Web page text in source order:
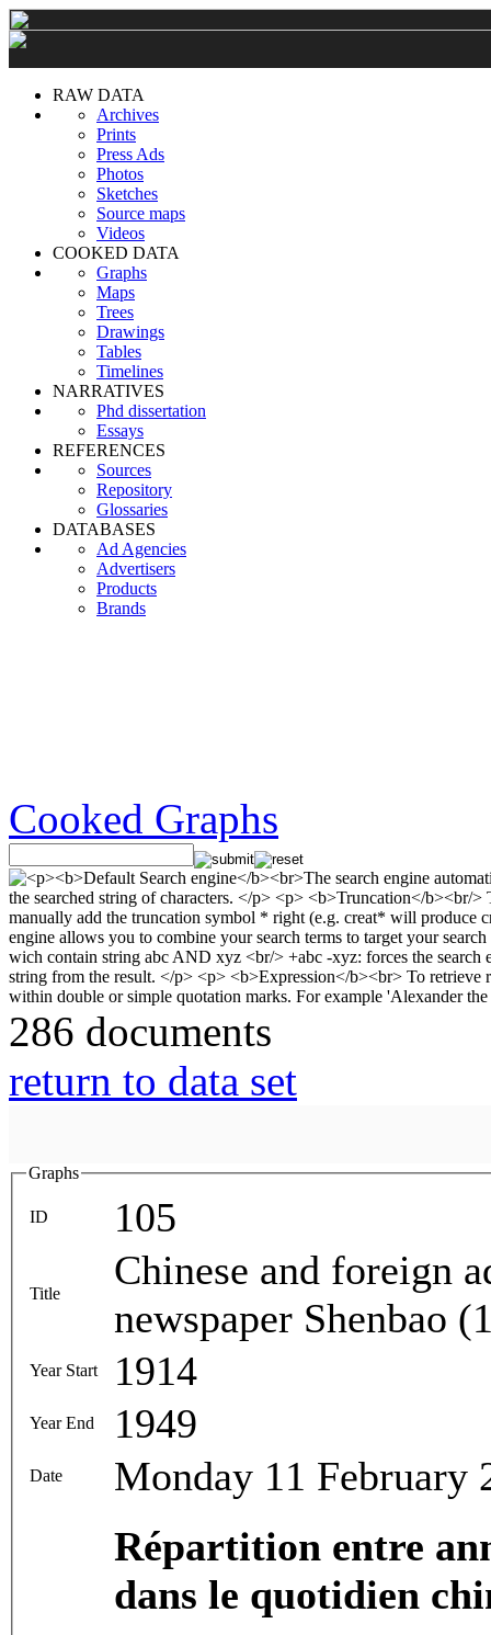
RAW DATA
Archives
Prints
Press Ads
Photos
Sketches
Source maps
Videos
COOKED DATA
Graphs
Maps
Trees
Drawings
Tables
Timelines
NARRATIVES
Phd dissertation
Essays
REFERENCES
Sources
Repository
Glossaries
DATABASES
Ad Agencies
Advertisers
Products
Brands
Cooked Graphs
286 documents
return to data set
Graphs
ID 105
Title
Chinese and foreign
newspaper Shenbao
Year Start 1914
Year End 1949
Date Monday 11 February
Répartition entre
dans le quotidien